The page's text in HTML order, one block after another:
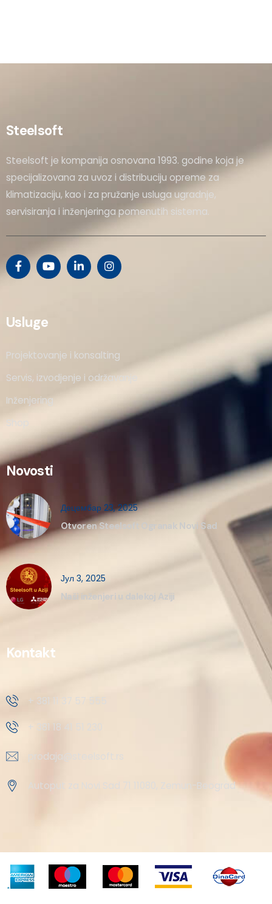
Steelsoft
Steelsoft je kompanija osnovana 1993. godine koja je
specijalizovana za uvoz i distribuciju opreme za
klimatizaciju, kao i za pružanje usluga ugradnje,
servisiranja i inženjeringa pomenutih sistema.
Usluge
Projektovanje i konsalting
Servis, izvodjenje i održavanje
Inženjering
Shop
Novosti
Децембар 23, 2025
Otvoren Steelsoft Ogranak Novi Sad
Јул 3, 2025
Naši inženjeri u dalekoj Aziji
Kontakt
+ 381 11 37 57 555
+ 381 18 41 51 230
prodaja@steelsoft.rs
Autoput za Novi Sad 71 11080, Zemun-Beograd